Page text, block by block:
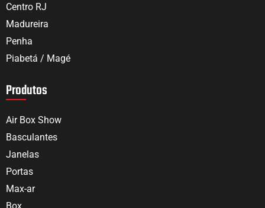
Centro RJ
Madureira
Penha
Piabetá / Magé
Produtos
Air Box Show
Basculantes
Janelas
Portas
Max-ar
Box